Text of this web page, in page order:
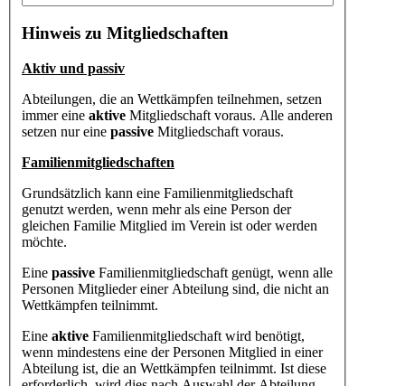
Hinweis zu Mitgliedschaften
Aktiv und passiv
Abteilungen, die an Wettkämpfen teilnehmen, setzen
immer eine aktive Mitgliedschaft voraus. Alle anderen
setzen nur eine passive Mitgliedschaft voraus.
Familienmitgliedschaften
Grundsätzlich kann eine Familienmitgliedschaft
genutzt werden, wenn mehr als eine Person der
gleichen Familie Mitglied im Verein ist oder werden
möchte.
Eine passive Familienmitgliedschaft genügt, wenn alle
Personen Mitglieder einer Abteilung sind, die nicht an
Wettkämpfen teilnimmt.
Eine aktive Familienmitgliedschaft wird benötigt,
wenn mindestens eine der Personen Mitglied in einer
Abteilung ist, die an Wettkämpfen teilnimmt. Ist diese